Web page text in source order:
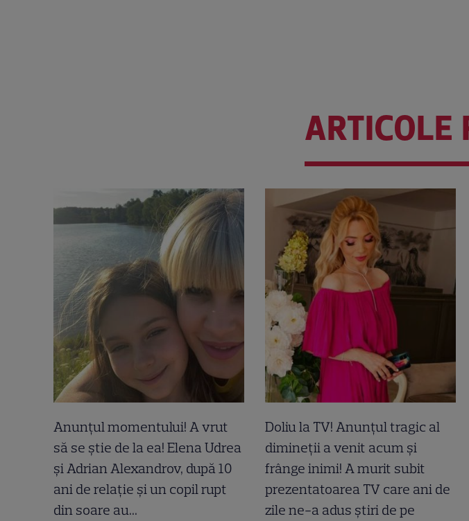
ARTICOLE
Anunțul momentului! A vrut
să se știe de la ea! Elena Udrea
și Adrian Alexandrov, după 10
ani de relație și un copil rupt
din soare au...
Doliu la TV! Anunțul tragic al
dimineții a venit acum și
frânge inimi! A murit subit
prezentatoarea TV care ani de
zile ne-a adus știri de pe